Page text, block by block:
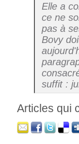
Elle a
ce ne
pas à
Bovy
suffit :
Articles qui